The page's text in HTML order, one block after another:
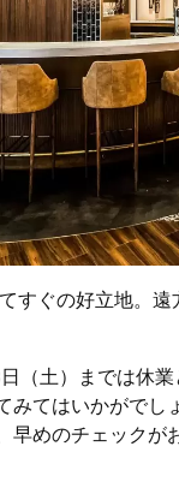
すぐの好立地。
（土）までは休
てはいかがでし
めのチェックが